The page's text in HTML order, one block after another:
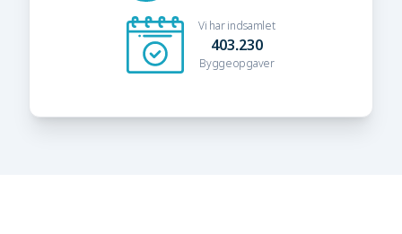
Vi har indsamlet
403.230
Byggeopgaver